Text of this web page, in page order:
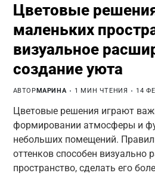
Цветовые
маленьких
визуальное
создание уюта
АВТОРМАРИНА 1 МИН ЧТЕНИЯ 14
Цветовые решения играют
формировании атмосферы и
небольших помещений.
оттенков способен визуально
пространство, сделать его